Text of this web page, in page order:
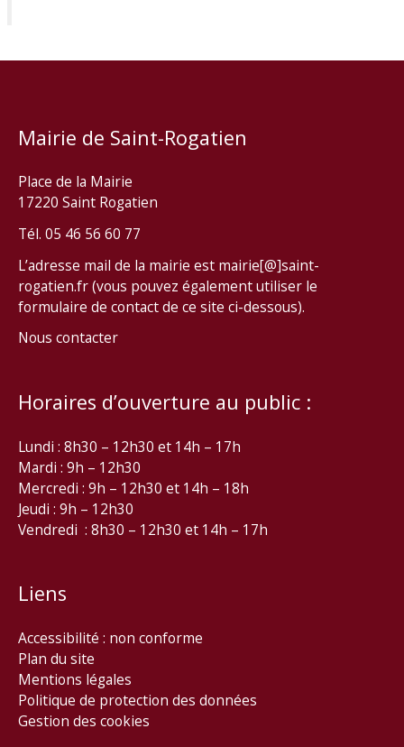
Mairie de Saint-Rogatien
Place de la Mairie
17220 Saint Rogatien
Tél. 05 46 56 60 77
L’adresse mail de la mairie est mairie[@]saint-
rogatien.fr (vous pouvez également utiliser le
formulaire de contact de ce site ci-dessous).
Nous contacter
Horaires d’ouverture au public :
Lundi : 8h30 – 12h30 et 14h – 17h
Mardi : 9h – 12h30
Mercredi : 9h – 12h30 et 14h – 18h
Jeudi : 9h – 12h30
Vendredi : 8h30 – 12h30 et 14h – 17h
Liens
Accessibilité : non conforme
Plan du site
Mentions légales
Politique de protection des données
Gestion des cookies